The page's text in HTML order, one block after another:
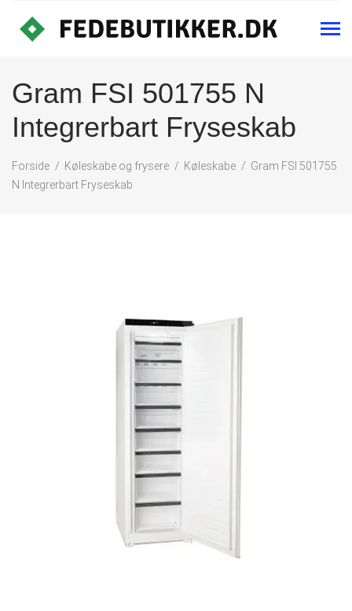
Gram FSI 501755 N
Integrerbart Fryseskab
Forside Køleskabe og frysere Køleskabe
Gram FSI 501755
N Integrerbart Fryseskab